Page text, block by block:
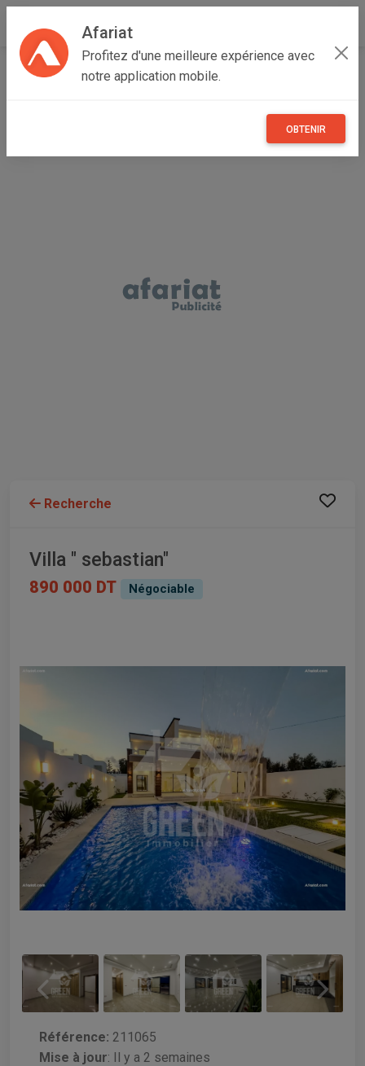
Afariat
Profitez d'une meilleure expérience avec
notre application mobile.
OBTENIR
Accueil Immobilier Cap bon - Sahel
Recherche
Villa " sebastian"
890 000 DT Négociable
Référence: 211065
Mise à jour: Il y a 2 semaines